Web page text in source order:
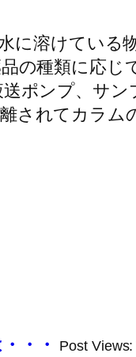
に溶けている
の種類に応じ
ポンプ、サン
されてカラム
・・
Post